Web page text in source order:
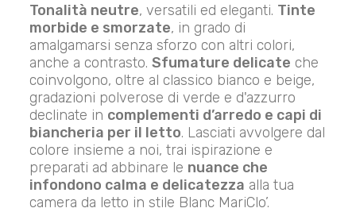
Tonalità neutre, versatili ed eleganti. Tinte
morbide e smorzate, in grado di
amalgamarsi senza sforzo con altri colori,
anche a contrasto.Sfumature delicate che
coinvolgono, oltre al classico bianco e beige,
gradazioni polverose di verde e d'azzurro
declinate in complementi d’arredo e capi di
biancheria per il letto. Lasciati avvolgere dal
colore insieme a noi, trai ispirazione e
preparati ad abbinare le nuance che
infondono calma e delicatezza alla tua
camera da letto in stile Blanc MariClo’.